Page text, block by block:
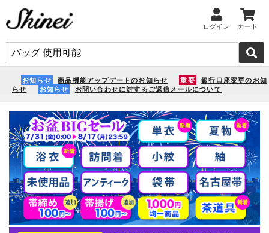
ログイン カート
お知らせ 商品機能アップデートのお知らせ 重要
銀行口座変更のお知
らせ
お知らせ お問い合わせに対するご返信メールについて